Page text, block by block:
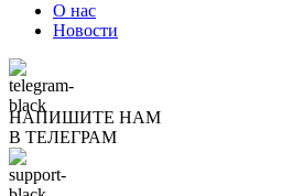
О нас
Новости
НАПИШИТЕ НАМ
В ТЕЛЕГРАМ